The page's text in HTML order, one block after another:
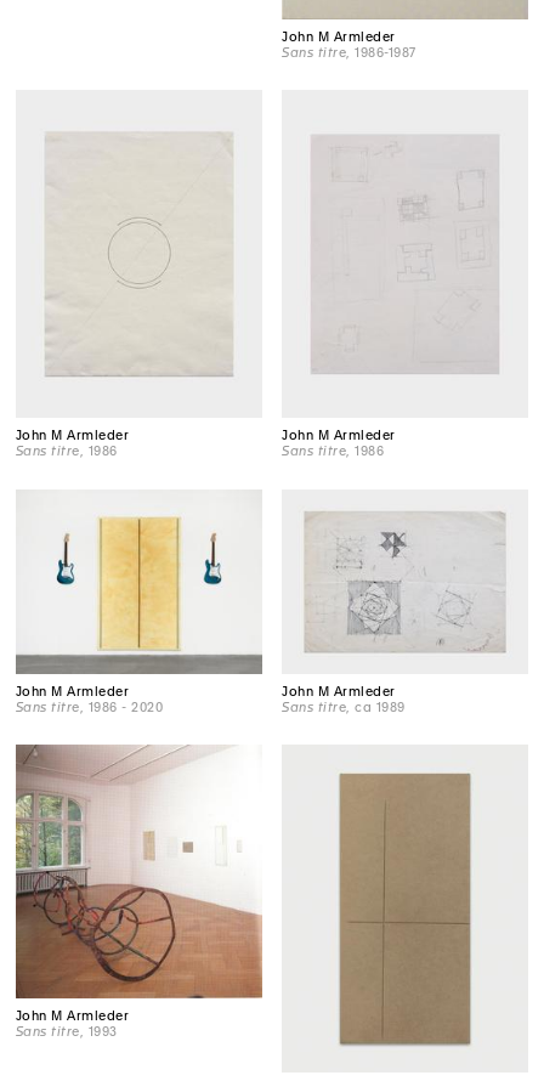
John M Armleder
Sans titre , 1986-1987
John M Armleder
Sans titre , 1986
John M Armleder
Sans titre , 1986
John M Armleder
Sans titre , 1986 - 2020
John M Armleder
Sans titre , ca 1989
John M Armleder
Sans titre , 1993